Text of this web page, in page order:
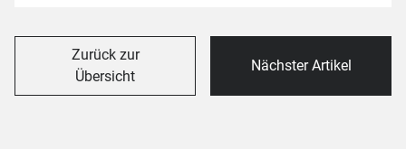
Zurück zur
Übersicht
Nächster Artikel